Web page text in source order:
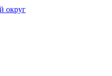
округ